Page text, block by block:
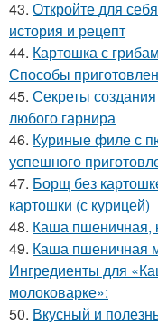
43. Откройте для
история и рецепт
44. Картошка с
Способы
45. Секреты
любого гарнира
46. Куриные филе с
успешного
47. Борщ без
картошки (с курицей)
48. Каша пшеничная,
49. Каша пшеничная
Ингредиенты для
молоковарке»:
50. Вкусный и